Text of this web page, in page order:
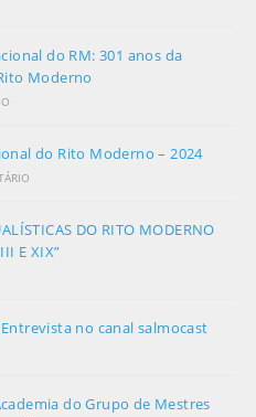
do RM: 301 anos da
Moderno
do Rito Moderno – 2024
DO RITO MODERNO
E XIX”
no canal salmocast
do Grupo de Mestres